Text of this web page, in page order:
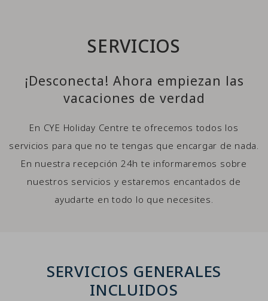
SERVICIOS
¡Desconecta! Ahora empiezan las
vacaciones de verdad
En CYE Holiday Centre te ofrecemos todos los
servicios para que no te tengas que encargar de nada.
En nuestra recepción 24h te informaremos sobre
nuestros servicios y estaremos encantados de
ayudarte en todo lo que necesites.
SERVICIOS GENERALES
INCLUIDOS